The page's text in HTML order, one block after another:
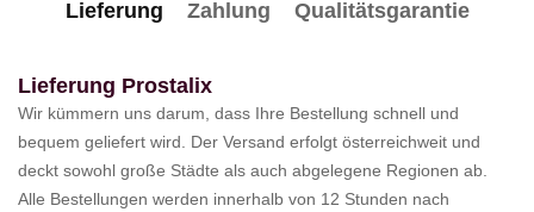
Lieferung Zahlung Qualitätsgarantie
Lieferung Prostalix
Wir kümmern uns darum, dass Ihre Bestellung schnell und
bequem geliefert wird. Der Versand erfolgt österreichweit und
deckt sowohl große Städte als auch abgelegene Regionen ab.
Alle Bestellungen werden innerhalb von 12 Stunden nach